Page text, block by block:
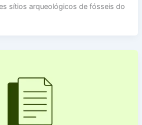
sítios arqueológicos de fósseis do